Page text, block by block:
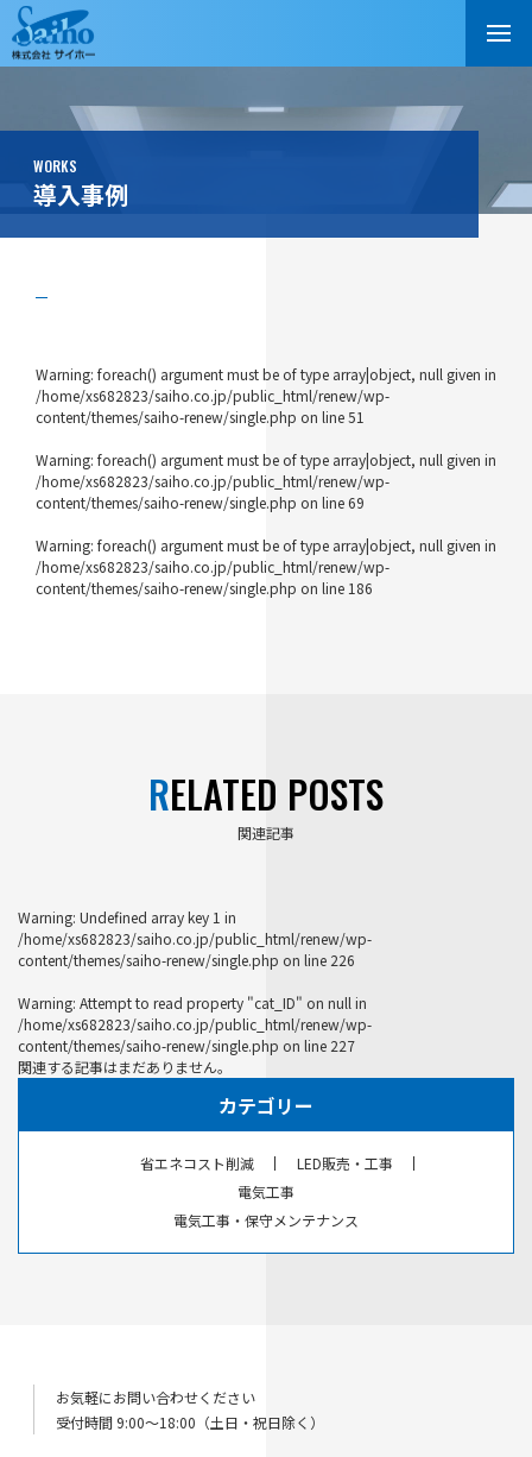
WORKS
導入事例
Warning: foreach() argument must be of type array|object, null given in
/home/xs682823/saiho.co.jp/public_html/renew/wp-
content/themes/saiho-renew/single.php on line51
Warning: foreach() argument must be of type array|object, null given in
/home/xs682823/saiho.co.jp/public_html/renew/wp-
content/themes/saiho-renew/single.php on line69
Warning: foreach() argument must be of type array|object, null given in
/home/xs682823/saiho.co.jp/public_html/renew/wp-
content/themes/saiho-renew/single.php on line 186
RELATED POSTS
関連記事
Warning: Undefined array key 1 in
/home/xs682823/saiho.co.jp/public_html/renew/wp-
content/themes/saiho-renew/single.php on line 226
Warning: Attempt to read property "cat_ID" on null in
/home/xs682823/saiho.co.jp/public_html/renew/wp-
content/themes/saiho-renew/single.php on line 227
関連する記事はまだありません。
カテゴリー
省エネコスト削減
LED販売・工事
電気工事
電気工事・保守メンテナンス
お気軽にお問い合わせください
受付時間 9:00〜18:00（土日・祝日除く）